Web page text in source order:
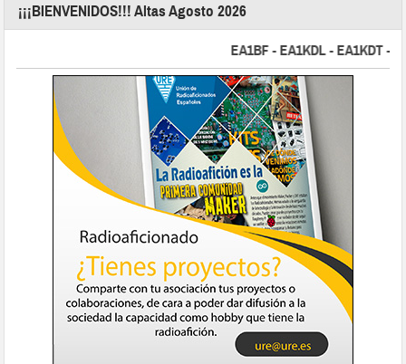
¡¡¡BIENVENIDOS!!! Altas Agosto 2026
EA1BF - EA1KDL - EA1KDT -